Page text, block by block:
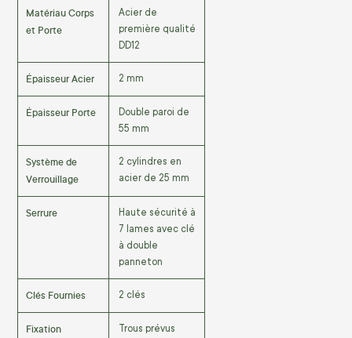
Matériau Corps
et Porte
Acier de
première qualité
DD12
Épaisseur Acier 2 mm
Épaisseur Porte
Double paroi de
55 mm
Système de
Verrouillage
2 cylindres en
acier de 25 mm
Serrure
Haute sécurité à
7 lames avec clé
à double
panneton
Clés Fournies 2 clés
Fixation
Trous prévus